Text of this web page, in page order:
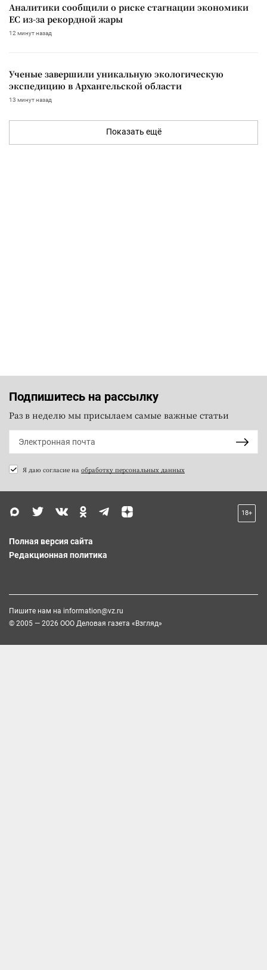
Аналитики сообщили о риске стагнации экономики
ЕС из-за рекордной жары
12 минут назад
Ученые завершили уникальную экологическую
экспедицию в Архангельской области
13 минут назад
Показать ещё
Подпишитесь на рассылку
Раз в неделю мы присылаем самые важные статьи
Я даю согласие на обработку персональных данных
18+
Полная версия сайта
Редакционная политика
Пишите нам на information@vz.ru
© 2005 — 2026 ООО Деловая газета «Взгляд»